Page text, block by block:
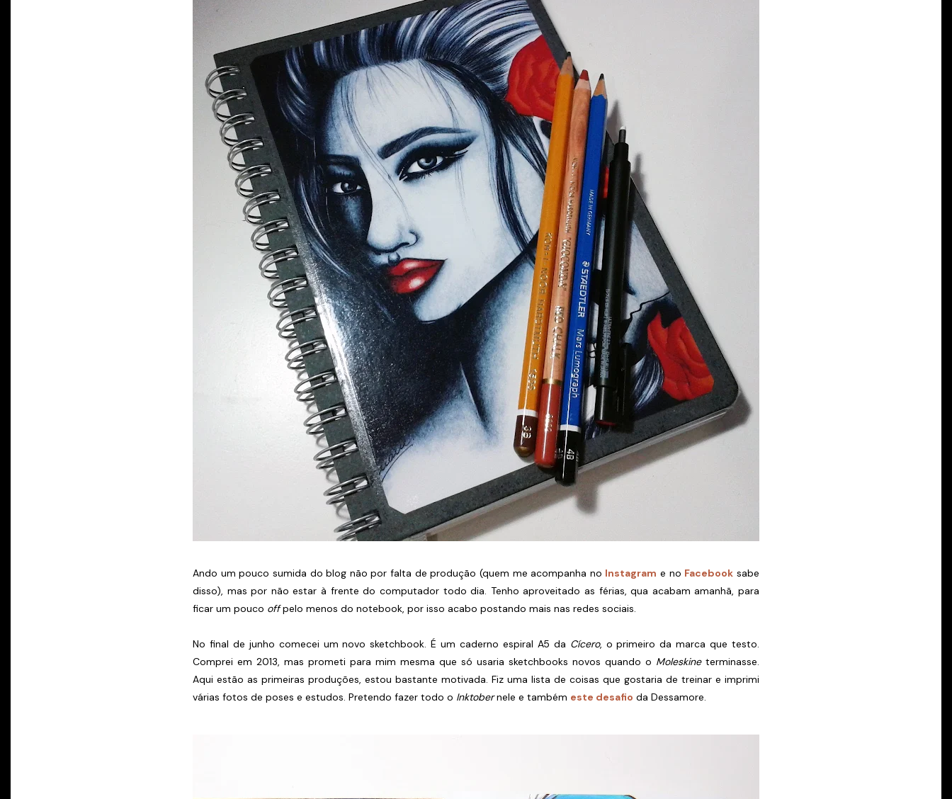
Ando um pouco sumida do blog não por falta de produção (quem me acompanha no Instagram e no Facebook sabe
disso), mas por não estar à frente do computador todo dia. Tenho aproveitado as férias, qua acabam amanhã, para
ficar um pouco offpelo menos do notebook, por isso acabo postando mais nas redes sociais.
No final de junho comecei um novo sketchbook. É um caderno espiral A5 da Cícero, o primeiro da marca que testo.
Comprei em 2013, mas prometi para mim mesma que só usaria sketchbooks novos quando o Moleskine terminasse.
Aqui estão as primeiras produções, estou bastante motivada. Fiz uma lista de coisas que gostaria de treinar e imprimi
várias fotos de poses e estudos. Pretendo fazer todo o Inktobernele e também este desafio da Dessamore.